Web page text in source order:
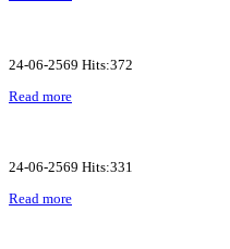
24-06-2569 Hits:372
Read more
24-06-2569 Hits:331
Read more